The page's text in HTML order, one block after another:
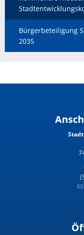
Bürgerbeteiligung
2035